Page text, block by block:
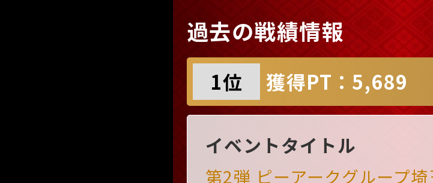
過去の戦績情報
1位 獲得PT：5,689
イベントタイトル
第2弾 ピーアークグループ